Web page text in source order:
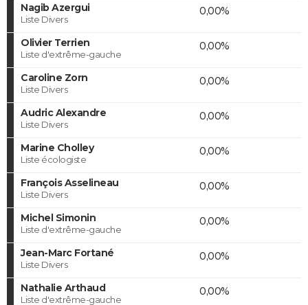
Nagib Azergui
Liste Divers
0,00%
Olivier Terrien
Liste d'extrême-gauche
0,00%
Caroline Zorn
Liste Divers
0,00%
Audric Alexandre
Liste Divers
0,00%
Marine Cholley
Liste écologiste
0,00%
François Asselineau
Liste Divers
0,00%
Michel Simonin
Liste d'extrême-gauche
0,00%
Jean-Marc Fortané
Liste Divers
0,00%
Nathalie Arthaud
Liste d'extrême-gauche
0,00%